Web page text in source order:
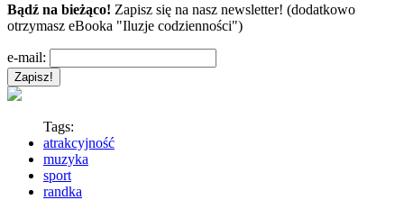
Bądź na bieżąco! Zapisz się na nasz newsletter! (dodatkowo
otrzymasz eBooka "Iluzje codzienności")
e-mail:
Tags:
atrakcyjność
muzyka
sport
randka